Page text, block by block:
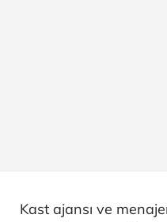
Kast ajansı ve